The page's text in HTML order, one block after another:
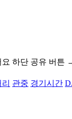
하단 공유 버튼
관중 경기시간